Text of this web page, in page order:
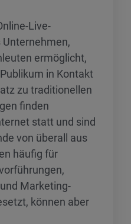
Live-
ermöglicht,
in Kontakt
zu traditionellen
finden
statt und sind
von überall aus
häufig für
Marketing-
können aber